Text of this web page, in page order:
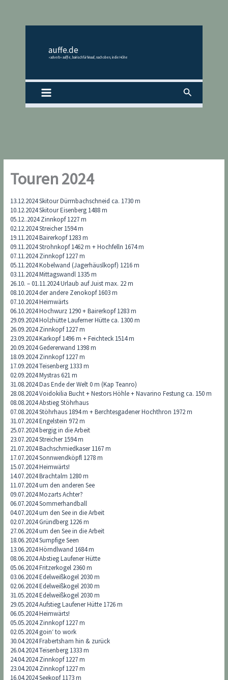
auffe.de
«adverb» auf|fe, bairisch für hinauf, nach oben, in die Höhe
Suchen
Touren 2024
13.12.2024 Skitour Dürrnbachschneid ca. 1730 m
10.12.2024 Skitour Eisenberg 1488 m
05.12..2024 Zinnkopf 1227 m
02.12.2024 Streicher 1594 m
19.11.2024 Bairerkopf 1283 m
09.11.2024 Strohnkopf 1462 m + Hochfelln 1674 m
07.11.2024 Zinnkopf 1227 m
05.11.2024 Kobelwand (Jagerhäuslkopf) 1216 m
03.11.2024 Mittagswandl 1335 m
26.10. – 01.11.2024 Urlaub auf Juist max. 22 m
08.10.2024 der andere Zenokopf 1603 m
07.10.2024 Heimwärts
06.10.2024 Hochwurz 1290 + Bairerkopf 1283 m
29.09.2024 Holzhütte Lauferner Hütte ca. 1300 m
26.09.2024 Zinnkopf 1227 m
23.09.2024 Karkopf 1496 m + Feichteck 1514 m
20.09.2024 Gedererwand 1398 m
18.09.2024 Zinnkopf 1227 m
17.09.2024 Teisenberg 1333 m
02.09.2024 Mystras 621 m
31.08.2024 Das Ende der Welt 0 m (Kap Teanro)
28.08.2024 Voidokilia Bucht + Nestors Höhle + Navarino Festung ca. 150 m
08.08.2024 Abstieg Stöhrhaus
07.08.2024 Stöhrhaus 1894 m + Berchtesgadener Hochthron 1972 m
31.07.2024 Engelstein 972 m
25.07.2024 bergig in die Arbeit
23.07.2024 Streicher 1594 m
21.07.2024 Bachschmiedkaser 1167 m
17.07.2024 Sonnwendköpfl 1278 m
15.07.2024 Heimwärts!
14.07.2024 Brachtalm 1280 m
11.07.2024 um den anderen See
09.07.2024 Mozarts Achter?
06.07.2024 Sommerhandball
04.07.2024 um den See in die Arbeit
02.07.2024 Gründberg 1226 m
27.06.2024 um den See in die Arbeit
18.06.2024 Sumpfige Seen
13.06.2024 Hörndlwand 1684 m
08.06.2024 Abstieg Laufener Hütte
05.06.2024 Fritzerkogel 2360 m
03.06.2024 Edelweißkogel 2030 m
02.06.2024 Edelweißkogel 2030 m
31.05.2024 Edelweißkogel 2030 m
29.05.2024 Aufstieg Laufener Hütte 1726 m
06.05.2024 Heimwärts!
05.05.2024 Zinnkopf 1227 m
02.05.2024 goin‘ to work
30.04.2024 Frabertsham hin & zurück
26.04.2024 Teisenberg 1333 m
24.04.2024 Zinnkopf 1227 m
23.04.2024 Zinnkopf 1227 m
16.04.2024 Seekopf 1173 m